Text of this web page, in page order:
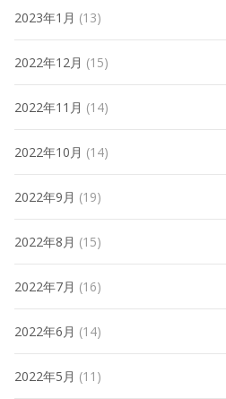
2023年1月 (13)
2022年12月 (15)
2022年11月 (14)
2022年10月 (14)
2022年9月 (19)
2022年8月 (15)
2022年7月 (16)
2022年6月 (14)
2022年5月 (11)